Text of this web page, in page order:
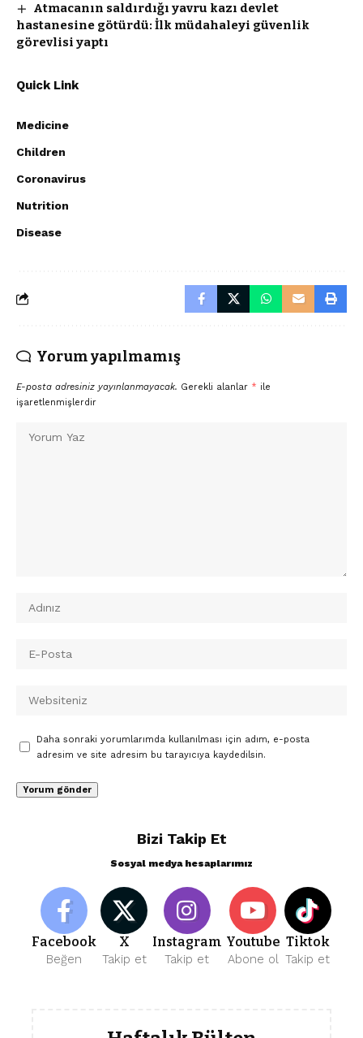
Atmacanın saldırdığı yavru kazı devlet
hastanesine götürdü: İlk müdahaleyi güvenlik
görevlisi yaptı
Quick Link
Medicine
Children
Coronavirus
Nutrition
Disease
Yorum yapılmamış
E-posta adresiniz yayınlanmayacak. Gerekli alanlar * ile
işaretlenmişlerdir
Daha sonraki yorumlarımda kullanılması için adım, e-posta
adresim ve site adresim bu tarayıcıya kaydedilsin.
Bizi Takip Et
Sosyal medya hesaplarımız
Facebook
Beğen
X
Takip et
Instagram
Takip et
Youtube
Abone ol
Tiktok
Takip et